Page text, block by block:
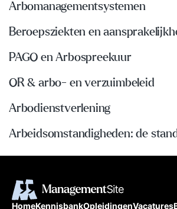
Arbomanagementsystemen
Beroepsziekten en
PAGO en Arbospreekuur
OR & arbo- en verzuimbeleid
Arbodienstverlening
Arbeidsomstandigheden: de
HomeKennisbankOpleidingenVacatures